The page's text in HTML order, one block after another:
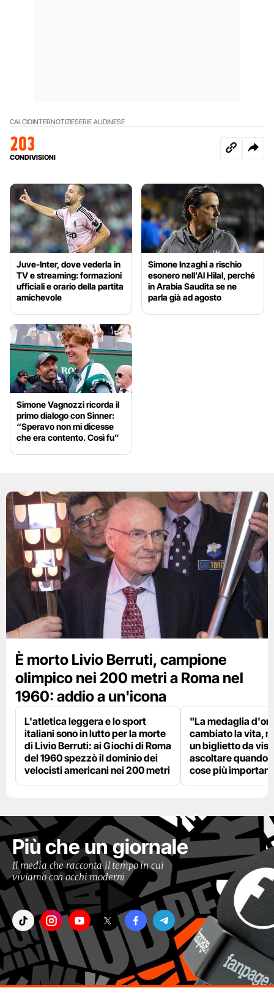
CALCIOINTERNOTIZIESERIE AUDINESE
203
CONDIVISIONI
Juve-Inter, dove vederla in
TV e streaming: formazioni
ufficiali e orario della partita
amichevole
Simone Inzaghi a rischio
esonero nell’Al Hilal, perché
in Arabia Saudita se ne
parla già ad agosto
Simone Vagnozzi ricorda il
primo dialogo con Sinner:
“Speravo non mi dicesse
che era contento. Così fu”
È morto Livio Berruti, campione
olimpico nei 200 metri a Roma nel
1960: addio a un'icona
L'atletica leggera e lo sport
italiani sono in lutto per la morte
di Livio Berruti: ai Giochi di Roma
del 1960 spezzò il dominio dei
velocisti americani nei 200 metri
"La medaglia
cambiato la vita,
un biglietto da
ascoltare quando
cose più
Più che un giornale
Il media che racconta il tempo in cui
viviamo con occhi moderni